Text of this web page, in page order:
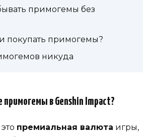
примогемы без
покупать примогемы?
никуда
примогемы в Genshin Impact?
премиальная валюта игры,